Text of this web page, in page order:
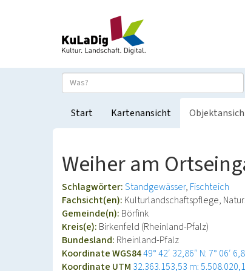
Start Kartenansicht
Weiher am
Schlagwörter:Standgewässer Fischteich
Fachsicht(en): Kulturlandschaftspflege,
Gemeinde(n): Börfink
Kreis(e): Birkenfeld (Rheinland-Pfalz)
Bundesland: Rheinland-Pfalz
Koordinate WGS8449° 42′ 32,86″ N: 7° 06′
Koordinate UTM 32.363.153,53 m: